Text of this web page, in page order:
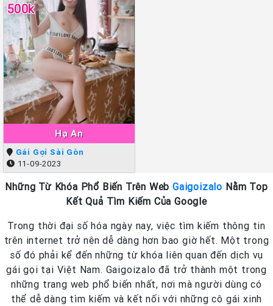
Hạ An
500k
Gái Gọi Sài Gòn
11-09-2023
Những Từ Khóa Phổ Biến Trên WebGaigoizalo Nằm Top
Kết Quả Tìm Kiếm Của Google
Trong thời đại số hóa ngày nay, việc tìm kiếm thông tin
trên internet trở nên dễ dàng hơn bao giờ hết. Một trong
số đó phải kể đến những từ khóa liên quan đến dịch vụ
gái gọi tại Việt Nam. Gaigoizalo đã trở thành một trong
những trang web phổ biến nhất, nơi mà người dùng có
thể dễ dàng tìm kiếm và kết nối với những cô gái xinh